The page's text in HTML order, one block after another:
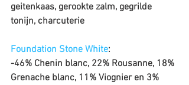
geitenkaas, gerookte zalm, gegrilde
tonijn, charcuterie
Foundation Stone White:
-46% Chenin blanc, 22% Rousanne, 18%
Grenache blanc, 11% Viognier en 3%